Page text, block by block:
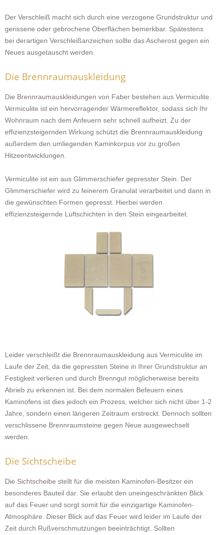
Der Verschleiß macht sich durch eine verzogene Grundstruktur und
gerissene oder gebrochene Oberflächen bemerkbar. Spätestens
bei derartigen Verschleißanzeichen sollte das Ascherost gegen ein
Neues ausgetauscht werden.
Die Brennraumauskleidung
Die Brennraumauskleidungen von Faber bestehen aus Vermiculite.
Vermiculite ist ein hervorragender Wärmereflektor, sodass sich Ihr
Wohnraum nach dem Anfeuern sehr schnell aufheizt. Zu der
effizienzsteigernden Wirkung schützt die Brennraumauskleidung
außerdem den umliegenden Kaminkorpus vor zu großen
Hitzeentwicklungen.
Vermiculite ist ein aus Glimmerschiefer gepresster Stein. Der
Glimmerschiefer wird zu feinerem Granulat verarbeitet und dann in
die gewünschten Formen gepresst. Hierbei werden
effizienzsteigernde Luftschichten in den Stein eingearbeitet.
Leider verschleißt die Brennraumauskleidung aus Vermiculite im
Laufe der Zeit, da die gepressten Steine in Ihrer Grundstruktur an
Festigkeit verlieren und durch Brenngut möglicherweise bereits
Abrieb zu erkennen ist. Bei dem normalen Befeuern eines
Kaminofens ist dies jedoch ein Prozess, welcher sich nicht über 1-2
Jahre, sondern einen längeren Zeitraum erstreckt. Dennoch sollten
verschlissene Brennraumsteine gegen Neue ausgewechselt
werden.
Die Sichtscheibe
Die Sichtscheibe stellt für die meisten Kaminofen-Besitzer ein
besonderes Bauteil dar. Sie erlaubt den uneingeschränkten Blick
auf das Feuer und sorgt somit für die einzigartige Kaminofen-
Atmosphäre. Dieser Blick auf das Feuer wird leider im Laufe der
Zeit durch Rußverschmutzungen beeinträchtigt. Sollten